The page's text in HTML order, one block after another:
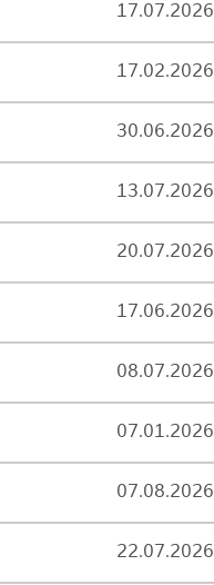
17.07.2026
17.02.2026
30.06.2026
13.07.2026
20.07.2026
17.06.2026
08.07.2026
07.01.2026
07.08.2026
22.07.2026